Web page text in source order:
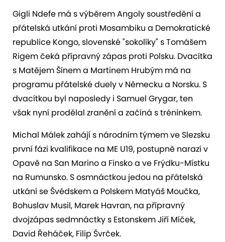
Gigli Ndefe má s výběrem Angoly soustředění a
přátelská utkání proti Mosambiku a Demokratické
republice Kongo, slovenské "sokolíky" s Tomášem
Rigem čeká přípravný zápas proti Polsku. Dvacítka
s Matějem Šínem a Martinem Hrubým má na
programu přátelské duely v Německu a Norsku. S
dvacítkou byl naposledy i Samuel Grygar, ten
však nyní prodělal zranění a začíná s tréninkem.
Michal Málek zahájí s národním týmem ve Slezsku
první fázi kvalifikace na ME U19, postupně narazí v
Opavě na San Marino a Finsko a ve Frýdku-Místku
na Rumunsko. S osmnáctkou jedou na přátelská
utkání se Švédskem a Polskem Matyáš Moučka,
Bohuslav Musil, Marek Havran, na přípravný
dvojzápas sedmnáctky s Estonskem Jiří Míček,
David Řeháček, Filip Švrček.